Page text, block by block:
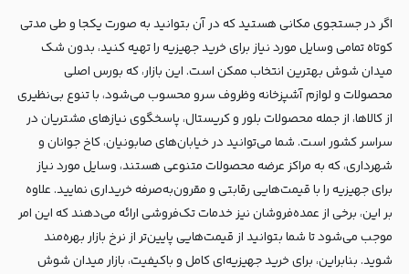
اگر در جستجوی مکانی هستید که در آن بتوانید به صورت یکجا و طی مدتی
کوتاه تمامی وسایل مورد نیاز برای خرید جهیزیه را تهیه کنید، بدون شک
میدان شوش بهترین انتخاب ممکن است. این بازار، که بورس اصلی
محصولات و لوازم آشپزخانه وظروف سرو محسوب می‌شود، با تنوع بی‌نظیری
از کالاها، از جمله محصولات بلور و کریستال، پاسخگوی نیازهای مشتریان در
سراسر کشور است. شما می‌توانید در خیابان‌های صابونیان، کاخ جوانان و
شهرداری، که به مراکز عرضه محصولات متنوعی هستند، وسایل مورد نیاز
برای جهیزیه را با قیمت‌هایی رقابتی و مقرون‌به‌صرفه خریداری نمایید. علاوه
بر این، برخی از عمده‌فروشان نیز خدمات تک‌فروشی ارائه می‌دهند که این امر
موجب می‌شود تا شما بتوانید از قیمت‌هایی پایین‌تر از نرخ بازار بهره‌مند
شوید. بنابراین، برای خرید جهیزیه‌ای کامل و باکیفیت، بازار میدان شوش